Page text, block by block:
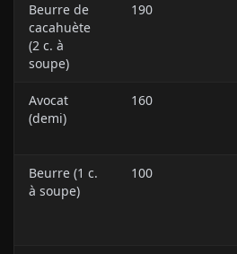
Beurre de
cacahuète
(2 c. à
soupe)
190
Avocat
(demi)
160
Beurre (1 c.
à soupe)
100